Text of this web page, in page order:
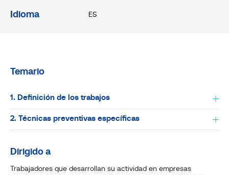
Idioma ES
Temario
1. Definición de los trabajos
2. Técnicas preventivas específicas
Dirigido a
Trabajadores que desarrollan su actividad en empresas